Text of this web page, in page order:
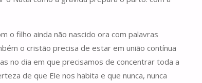
o filho ainda não nascido ora com palavras
o cristão precisa de estar em união contínua
no dia em que precisamos de concentrar toda a
de que Ele nos habita e que nunca, nunca